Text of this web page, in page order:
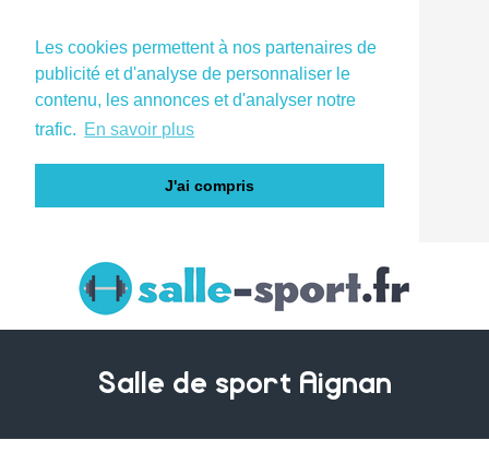
Les cookies permettent à nos partenaires de
publicité et d'analyse de personnaliser le
contenu, les annonces et d'analyser notre
trafic. En savoir plus
J'ai compris
Salle de sport Aignan